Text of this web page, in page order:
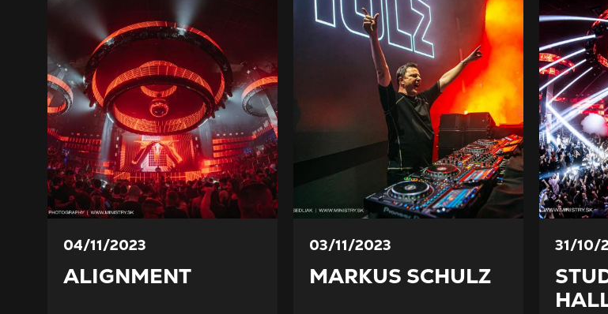
04/11/2023
ALIGNMENT
03/11/2023
MARKUS SCHULZ
31/10/